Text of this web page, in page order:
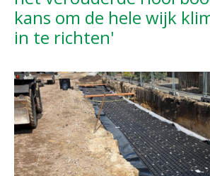
kans om de hele wijk
in te richten'